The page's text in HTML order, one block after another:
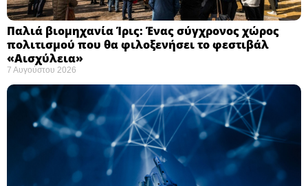
Παλιά βιομηχανία Ίρις: Ένας σύγχρονος χώρος
πολιτισμού που θα φιλοξενήσει το φεστιβάλ
«Αισχύλεια» ​
7 Αυγούστου 2026